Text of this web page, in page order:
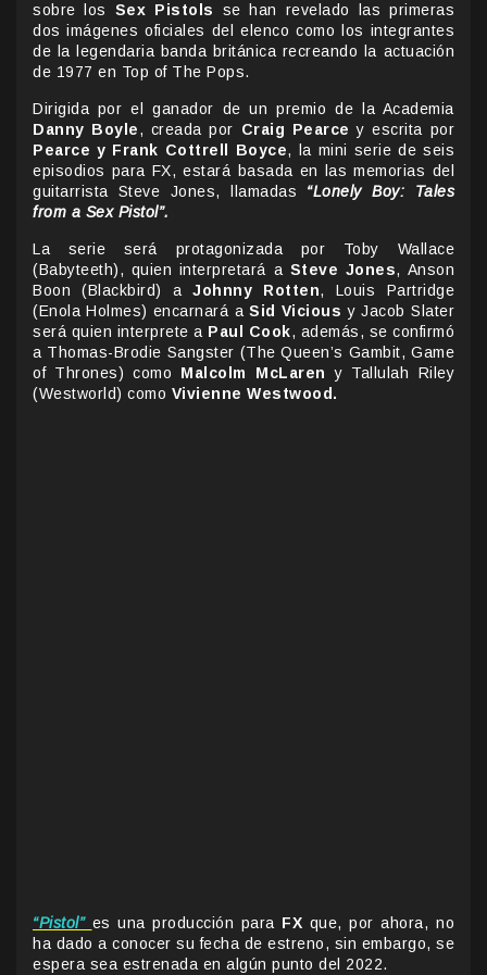
sobre los Sex Pistols
se han revelado las primeras
dos imágenes oficiales del elenco como los integrantes
de la legendaria banda británica recreando la actuación
de 1977 en Top of The Pops.
Dirigida por el ganador de un premio de la Academia
Danny Boyle, creada por Craig Pearce y escrita por
Pearce y Frank Cottrell Boyce, la mini serie de seis
episodios para FX, estará basada en las memorias del
guitarrista Steve Jones, llamadas “Lonely Boy: Tales
from a Sex Pistol”.
La serie será protagonizada por Toby Wallace
(Babyteeth), quien interpretará a Steve Jones, Anson
Boon (Blackbird) aJohnny Rotten, Louis Partridge
(Enola Holmes) encarnará aSid Vicious y Jacob Slater
será quien interprete a Paul Cook, además, se confirmó
a Thomas-Brodie Sangster (The Queen’s Gambit, Game
of Thrones) como Malcolm McLareny Tallulah Riley
(Westworld) como Vivienne Westwood.
“Pistol” es una producción para FX que, por ahora, no
ha dado a conocer su fecha de estreno, sin embargo, se
espera sea estrenada en algún punto del 2022.